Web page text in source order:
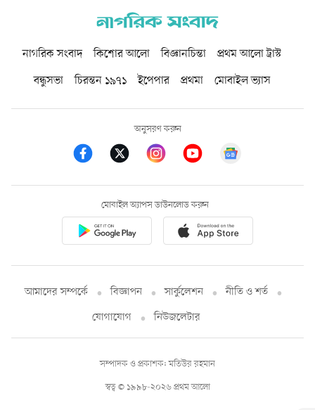
নাগরিক সংবাদ কিশোর আলো বিজ্ঞানচিন্তা
প্রথম আলো ট্রাস্ট
বন্ধুসভা
চিরন্তন ১৯৭১ ইপেপার প্রথমা মোবাইল ভ্যাস
অনুসরণ করুন
মোবাইল অ্যাপস ডাউনলোড করুন
আমাদের সম্পর্কে বিজ্ঞাপন সার্কুলেশন
নীতি ও শর্ত
যোগাযোগ
নিউজলেটার
স্বত্ব © ১৯৯৮-২০২৬ প্রথম আলো
সম্পাদক ও প্রকাশক: মতিউর রহমান